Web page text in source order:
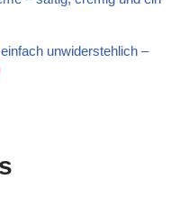
unwiderstehlich –